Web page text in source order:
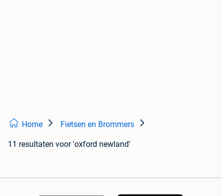
Home Fietsen en Brommers
11 resultaten voor 'oxford newland'